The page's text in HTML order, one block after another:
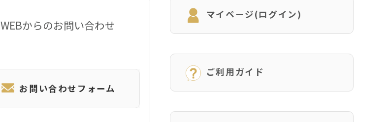
WEBからのお問い合わせ
お問い合わせフォーム
マイページ(ログイン)
ご利用ガイド